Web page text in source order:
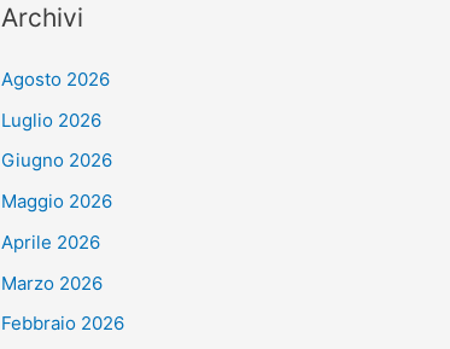
Archivi
Agosto 2026
Luglio 2026
Giugno 2026
Maggio 2026
Aprile 2026
Marzo 2026
Febbraio 2026